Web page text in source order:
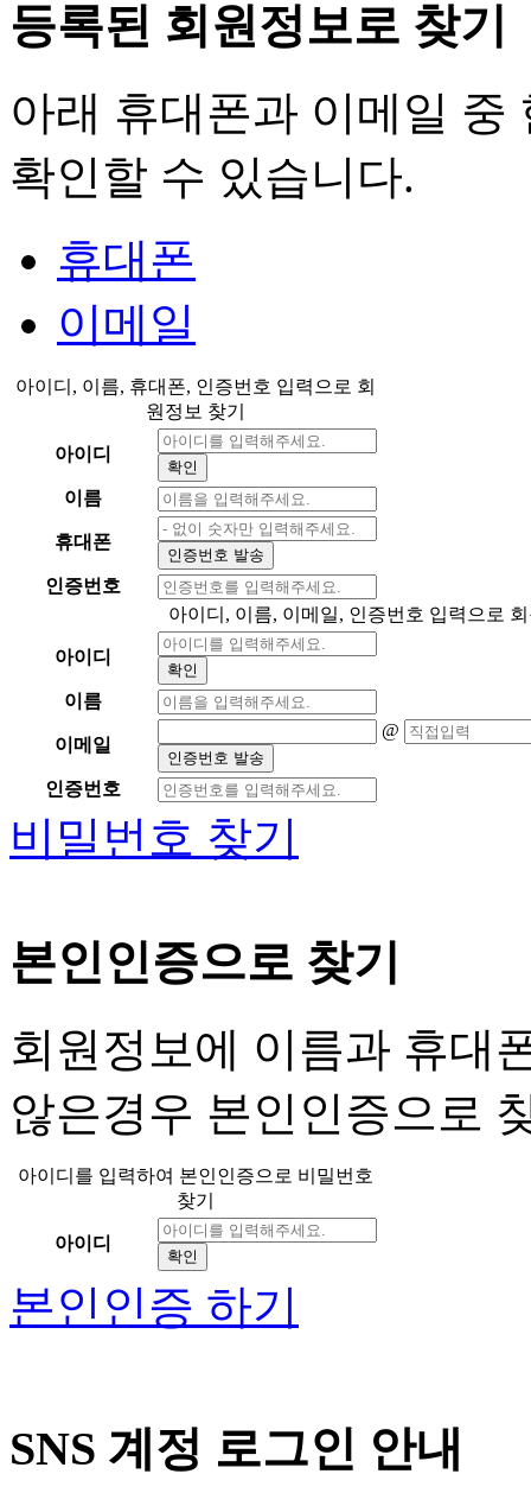
등록된 회원정보로 찾기
아래 휴대폰과 이메일 중
확인할 수 있습니다.
휴대폰
이메일
아이디, 이름, 휴대폰, 인증번호 입력으로 회
원정보 찾기
아이디
확인
이름
휴대폰
인증번호 발송
인증번호
아이디, 이름, 이메일, 인증번호 입력으로
아이디
확인
이름
이메일
@
인증번호 발송
인증번호
비밀번호 찾기
본인인증으로 찾기
회원정보에 이름과 휴대
않은경우 본인인증으로
아이디를 입력하여 본인인증으로 비밀번호
찾기
아이디
확인
본인인증 하기
SNS 계정 로그인 안내